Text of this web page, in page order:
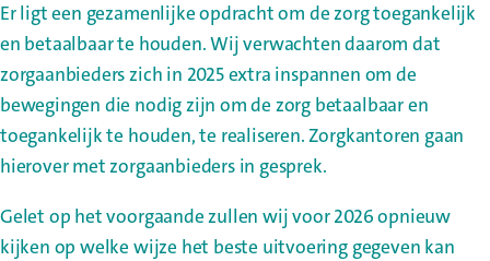
Er ligt een gezamenlijke opdracht om de zorg toegankelijk
en betaalbaar te houden. Wij verwachten daarom dat
zorgaanbieders zich in 2025 extra inspannen om de
bewegingen die nodig zijn om de zorg betaalbaar en
toegankelijk te houden, te realiseren. Zorgkantoren gaan
hierover met zorgaanbieders in gesprek.
Gelet op het voorgaande zullen wij voor 2026 opnieuw
kijken op welke wijze het beste uitvoering gegeven kan